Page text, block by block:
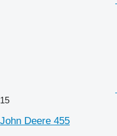
15
John Deere 455